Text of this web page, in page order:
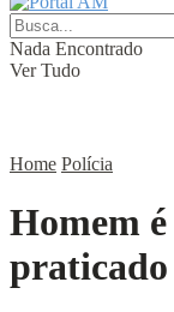
Nada Encontrado
Ver Tudo
Home Polícia
Homem